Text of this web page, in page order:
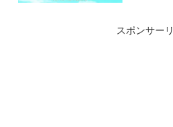
スポンサー